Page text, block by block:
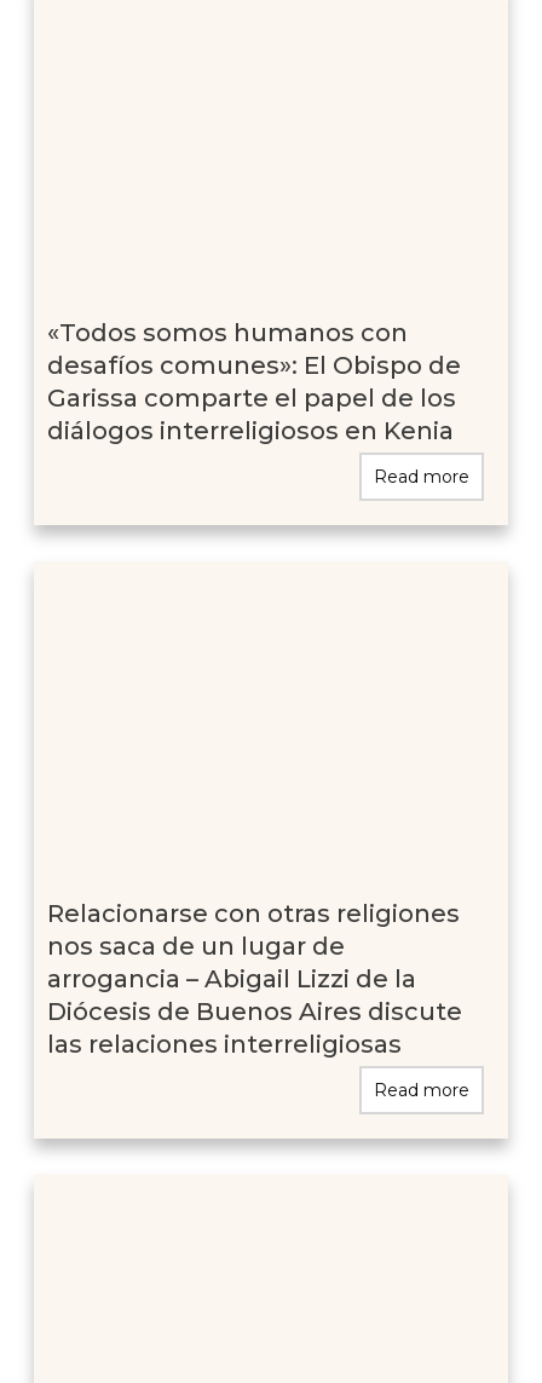
«Todos somos humanos con
desafíos comunes»: El Obispo de
Garissa comparte el papel de los
diálogos interreligiosos en Kenia
Read more
Relacionarse con otras religiones
nos saca de un lugar de
arrogancia – Abigail Lizzi de la
Diócesis de Buenos Aires discute
las relaciones interreligiosas
Read more